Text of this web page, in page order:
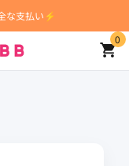
な支払い⚡️
0